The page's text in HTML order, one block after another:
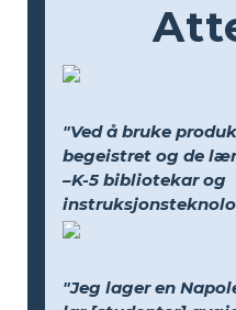
"Ved å bruke
begeistret og de
–K-5 bibliotekar og
"Jeg lager en